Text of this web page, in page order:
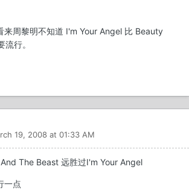
来周黎明不知道 I'm Your Angel 比 Beauty
行。
19, 2008 at 01:33 AM
The Beast 远胜过I'm Your Angel
一点